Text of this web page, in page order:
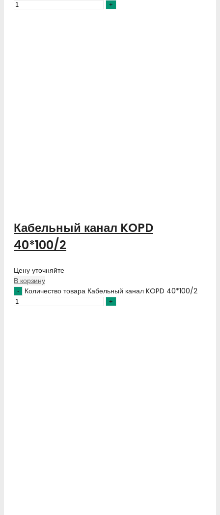
Кабельный канал KOPD
40*100/2
Цену уточняйте
В корзину
Количество товара Кабельный канал KOPD 40*100/2